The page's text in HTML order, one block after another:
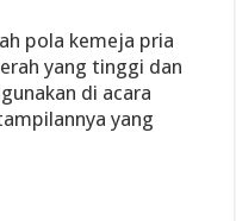
pola kemeja pria
yang tinggi dan
di acara
yang